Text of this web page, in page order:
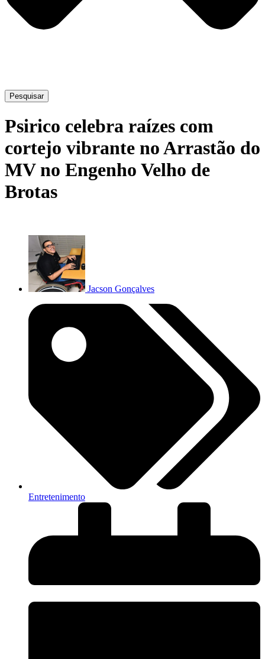
Pesquisar
Psirico celebra raízes com
cortejo vibrante no Arrastão do
MV no Engenho Velho de
Brotas
Jacson Gonçalves
Entretenimento